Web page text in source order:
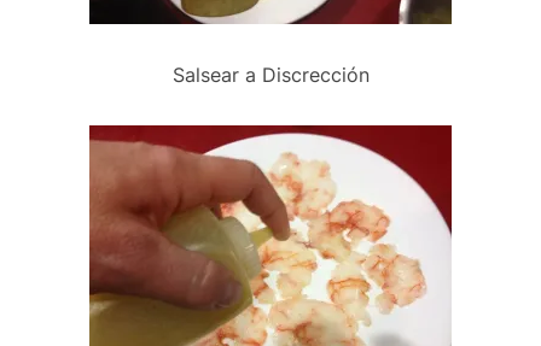
Salsear a Discrección